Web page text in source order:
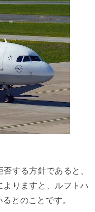
する方針であると、
りますと、ルフトハ
とのことです。